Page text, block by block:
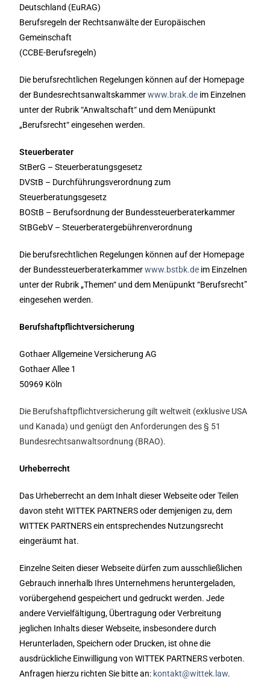
Deutschland (EuRAG)
Berufsregeln der Rechtsanwälte der Europäischen
Gemeinschaft
(CCBE-Berufsregeln)
Die berufsrechtlichen Regelungen können auf der Homepage
der Bundesrechtsanwaltskammerwww.brak.de im Einzelnen
unter der Rubrik “Anwaltschaft“ und dem Menüpunkt
„Berufsrecht“ eingesehen werden.
Steuerberater
StBerG – Steuerberatungsgesetz
DVStB – Durchführungsverordnung zum
Steuerberatungsgesetz
BOStB – Berufsordnung der Bundessteuerberaterkammer
StBGebV – Steuerberatergebührenverordnung
Die berufsrechtlichen Regelungen können auf der Homepage
der Bundessteuerberaterkammerwww.bstbk.de im Einzelnen
unter der Rubrik „Themen“ und dem Menüpunkt “Berufsrecht”
eingesehen werden.
Berufshaftpflichtversicherung
Gothaer Allgemeine Versicherung AG
Gothaer Allee 1
50969 Köln
Die Berufshaftpflichtversicherung gilt weltweit (exklusive USA
und Kanada) und genügt den Anforderungen des § 51
Bundesrechtsanwaltsordnung (BRAO).
Urheberrecht
Das Urheberrecht an dem Inhalt dieser Webseite oder Teilen
davon steht WITTEK PARTNERS oder demjenigen zu, dem
WITTEK PARTNERS ein entsprechendes Nutzungsrecht
eingeräumt hat.
Einzelne Seiten dieser Webseite dürfen zum ausschließlichen
Gebrauch innerhalb Ihres Unternehmens heruntergeladen,
vorübergehend gespeichert und gedruckt werden. Jede
andere Vervielfältigung, Übertragung oder Verbreitung
jeglichen Inhalts dieser Webseite, insbesondere durch
Herunterladen, Speichern oder Drucken, ist ohne die
ausdrückliche Einwilligung von WITTEK PARTNERS verboten.
Anfragen hierzu richten Sie bitte an: kontakt@wittek.law.